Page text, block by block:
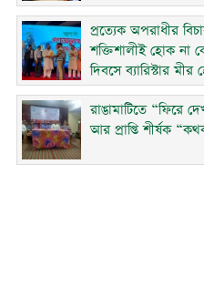
প্রত্যেক অপরাধীর
শক্তিশালীই হোক না
দিবসে ব্যারিস্টার মীর
রাঙামাটিতে “ফিরে
আর প্রাপ্তি শীর্ষক